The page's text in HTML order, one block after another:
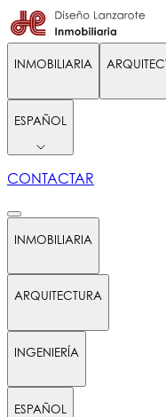
INMOBILIARIA
ESPAÑOL
CONTACTAR
INMOBILIARIA
ARQUITECTURA
INGENIERÍA
ESPAÑOL